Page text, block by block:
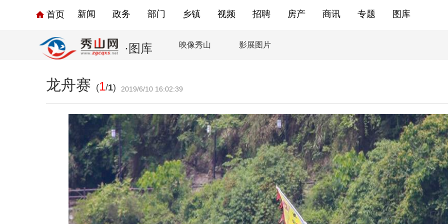
首页 新闻 政务 部门 乡镇 视频 招聘 房产 商讯 专题 图库
·图库 映像秀山 影展图片
龙舟赛 (1/1) 2019/6/10 16:02:39